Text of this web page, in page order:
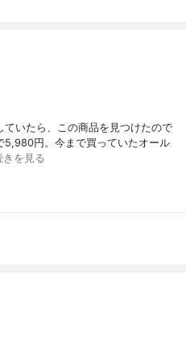
いたら、この商品を見つけたので
5,980円。今まで買っていたオール
きを見る